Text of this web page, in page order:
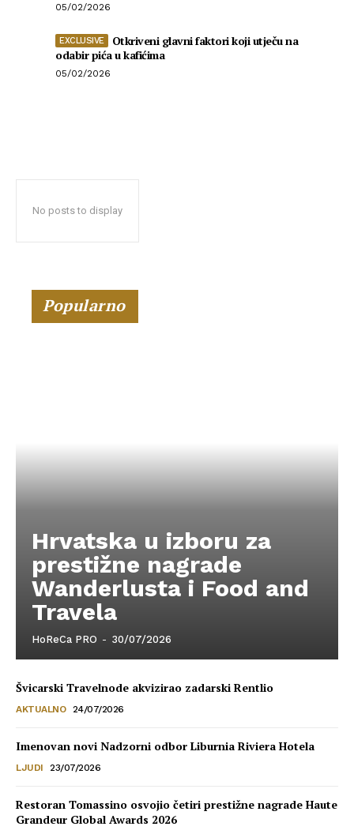
05/02/2026
Otkriveni glavni faktori koji utječu na
odabir pića u kafićima
05/02/2026
No posts to display
Popularno
Hrvatska u izboru za
prestižne nagrade
Wanderlusta i Food and
Travela
HoReCa PRO - 30/07/2026
Švicarski Travelnode akvizirao zadarski Rentlio
AKTUALNO 24/07/2026
Imenovan novi Nadzorni odbor Liburnia Riviera Hotela
LJUDI 23/07/2026
Restoran Tomassino osvojio četiri prestižne nagrade Haute
Grandeur Global Awards 2026